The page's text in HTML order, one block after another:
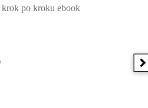
po kroku ebook